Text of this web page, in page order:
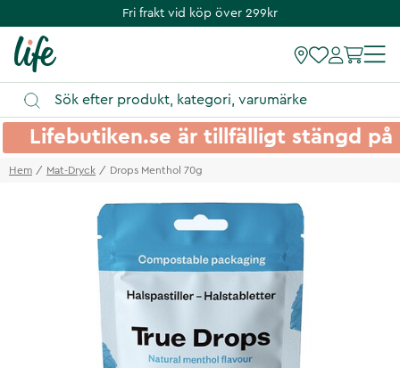
Fri frakt vid köp över 299kr
Lifebutiken.se är tillfälligt stängd
Hem Mat-Dryck Drops Menthol 70g